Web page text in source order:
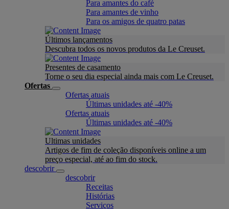
Para amantes do café
Para amantes de vinho
Para os amigos de quatro patas
Últimos lançamentos
Descubra todos os novos produtos da Le Creuset.
Presentes de casamento
Torne o seu dia especial ainda mais com Le Creuset.
Ofertas
Ofertas atuais
Últimas unidades até -40%
Ofertas atuais
Últimas unidades até -40%
Ultimas unidades
Artigos de fim de coleção disponíveis online a um
preço especial, até ao fim do stock.
descobrir
descobrir
Receitas
Histórias
Serviços